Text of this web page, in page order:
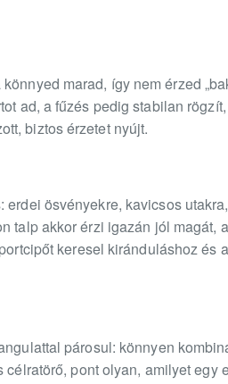
marad, így nem érzed
ad, a fűzés pedig stabilan
biztos érzetet nyújt.
ösvényekre, kavicsos
talp akkor érzi igazán jól magát,
keresel kiránduláshoz és
párosul: könnyen
pont olyan, amilyet egy